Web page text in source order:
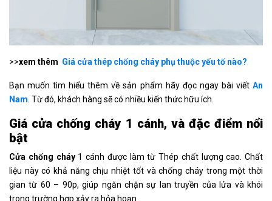
>>xem thêm Giá cửa thép chống cháy phụ thuộc yếu tố nào?
Bạn muốn tìm hiểu thêm về sản phẩm hãy đọc ngay bài viết An
Nam. Từ đó, khách hàng sẽ có nhiều kiến thức hữu ích.
Giá cửa chống cháy 1 cánh, và đặc điểm nổi
bật
Cửa chống cháy1 cánh được làm từ Thép chất lượng cao. Chất
liệu này có khả năng chịu nhiệt tốt và chống cháy trong một thời
gian từ 60 – 90p, giúp ngăn chặn sự lan truyền của lửa và khói
trong trường hợp xảy ra hỏa hoạn.